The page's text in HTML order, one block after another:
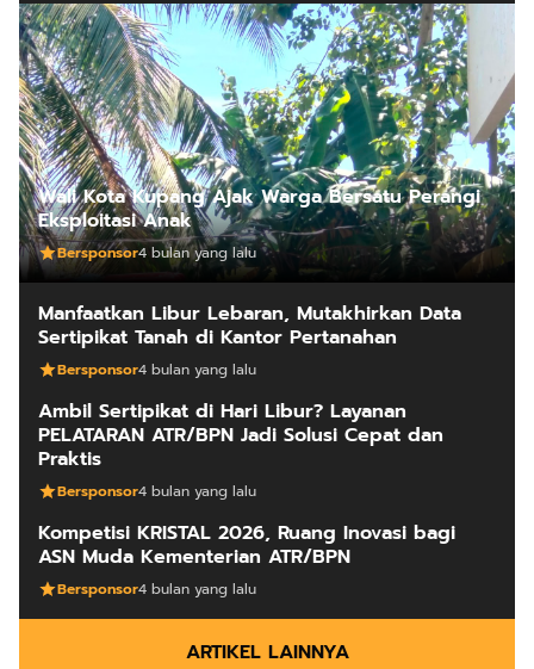
Wali Kota Kupang Ajak Warga Bersatu Perangi
Eksploitasi Anak
Bersponsor4 bulan yang lalu
Manfaatkan Libur Lebaran, Mutakhirkan Data
Sertipikat Tanah di Kantor Pertanahan
Bersponsor4 bulan yang lalu
Ambil Sertipikat di Hari Libur? Layanan
PELATARAN ATR/BPN Jadi Solusi Cepat dan
Praktis
Bersponsor4 bulan yang lalu
Kompetisi KRISTAL 2026, Ruang Inovasi bagi
ASN Muda Kementerian ATR/BPN
Bersponsor4 bulan yang lalu
ARTIKEL LAINNYA